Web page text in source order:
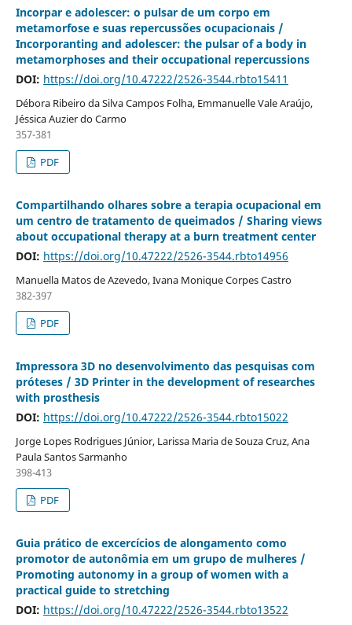
Incorpar e adolescer: o pulsar de um corpo em
metamorfose e suas repercussões ocupacionais /
Incorporanting and adolescer: the pulsar of a body in
metamorphoses and their occupational repercussions
DOI: https://doi.org/10.47222/2526-3544.rbto15411
Débora Ribeiro da Silva Campos Folha, Emmanuelle Vale Araújo,
Jéssica Auzier do Carmo
357-381
PDF
Compartilhando olhares sobre a terapia ocupacional em
um centro de tratamento de queimados / Sharing views
about occupational therapy at a burn treatment center
DOI: https://doi.org/10.47222/2526-3544.rbto14956
Manuella Matos de Azevedo, Ivana Monique Corpes Castro
382-397
PDF
Impressora 3D no desenvolvimento das pesquisas com
próteses / 3D Printer in the development of researches
with prosthesis
DOI: https://doi.org/10.47222/2526-3544.rbto15022
Jorge Lopes Rodrigues Júnior, Larissa Maria de Souza Cruz, Ana
Paula Santos Sarmanho
398-413
PDF
Guia prático de excercícios de alongamento como
promotor de autonômia em um grupo de mulheres /
Promoting autonomy in a group of women with a
practical guide to stretching
DOI: https://doi.org/10.47222/2526-3544.rbto13522